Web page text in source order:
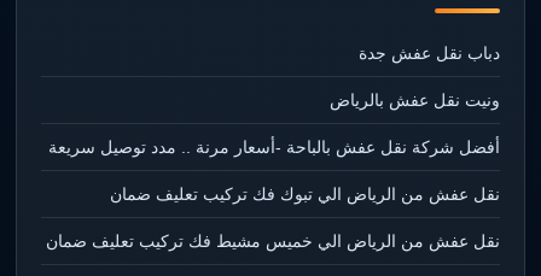
دباب نقل عفش جدة
ونيت نقل عفش بالرياض
أفضل شركة نقل عفش بالباحة -أسعار مرنة .. مدد توصيل سريعة
نقل عفش من الرياض الي تبوك فك تركيب تعليف ضمان
نقل عفش من الرياض الي خميس مشيط فك تركيب تعليف ضمان